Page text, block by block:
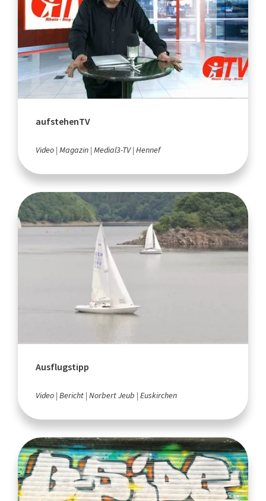
aufstehenTV
Video Magazin Medial3-TV Hennef
Ausflugstipp
Video Bericht Norbert Jeub Euskirchen